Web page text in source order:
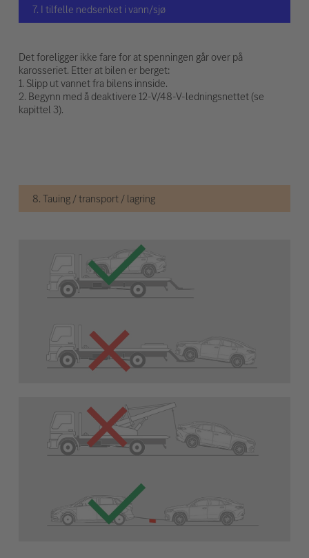
7. I tilfelle nedsenket i vann/sjø
Det foreligger ikke fare for at spenningen går over på
karosseriet. Etter at bilen er berget:
1. Slipp ut vannet fra bilens innside.
2. Begynn med å deaktivere 12-V/48-V-ledningsnettet (se
kapittel 3).
8. Tauing / transport / lagring